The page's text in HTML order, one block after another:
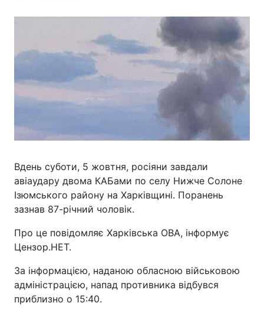
Вдень суботи, 5 жовтня, росіяни завдали
авіаудару двома КАБами по селу Нижче Солоне
Ізюмського району на Харківщині. Поранень
зазнав 87-річний чоловік.
Про це повідомляє Харківська ОВА, інформує
Цензор.НЕТ.
За інформацією, наданою обласною військовою
адміністрацією, напад противника відбувся
приблизно о 15:40.